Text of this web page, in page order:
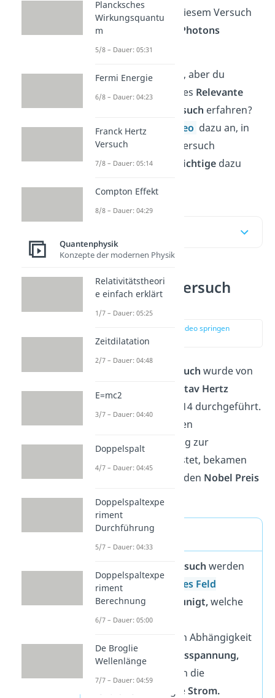
lernst du, wie du mit diesem Versuch
dieWellenlänge
Photons
bestimmen kannst.
Der Text ist dir zu lang, aber du
möchtest trotzdem alles Relevante
zum
Franck Hertz Versuch erfahren?
Dann schau unser
Video dazu an, in
welchem wir dir den Versuch
vorstellen undalles Wichtige dazu
Franck Hertz Versuch
zur Stelle im Video springen
(00:12)
Der Franck Hertz Versuch wurde von
James Franck
Gustav Hertz
zwischen 1911 und 1914 durchgeführt.
Da dieser Versuch einen
entscheidenden Beitrag zur
leistet, bekamen
die beiden
dafür den Nobel Preis
verliehen.
Merke
Franck-Hertz-Versuch werden
durch ein
elektrisches Feld
Elektronen beschleunigt,welche
dann mitAtomen
zusammenstoßen. In Abhängigkeit
der Beschleunigungsspannung,
misst man den durch die
erzeugteStrom.
Plancksches
Wirkungsquantu
m
5/8 – Dauer: 05:31
Fermi Energie
6/8 – Dauer: 04:23
Franck Hertz
Versuch
7/8 – Dauer: 05:14
Compton Effekt
8/8 – Dauer: 04:29
Quantenphysik
Konzepte der modernen Physik
Relativitätstheori
e einfach erklärt
1/7 – Dauer: 05:25
Zeitdilatation
2/7 – Dauer: 04:48
E=mc2
3/7 – Dauer: 04:40
Doppelspalt
4/7 – Dauer: 04:45
Doppelspaltexpe
riment
Durchführung
5/7 – Dauer: 04:33
Doppelspaltexpe
riment
Berechnung
6/7 – Dauer: 05:00
De Broglie
Wellenlänge
7/7 – Dauer: 04:59